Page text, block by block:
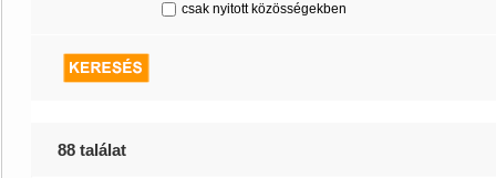
csak nyitott közösségekben
88 találat